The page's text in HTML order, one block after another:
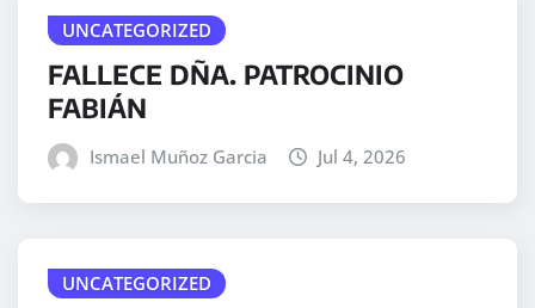
UNCATEGORIZED
FALLECE DÑA. PATROCINIO
FABIÁN
Ismael Muñoz Garcia Jul 4, 2026
UNCATEGORIZED